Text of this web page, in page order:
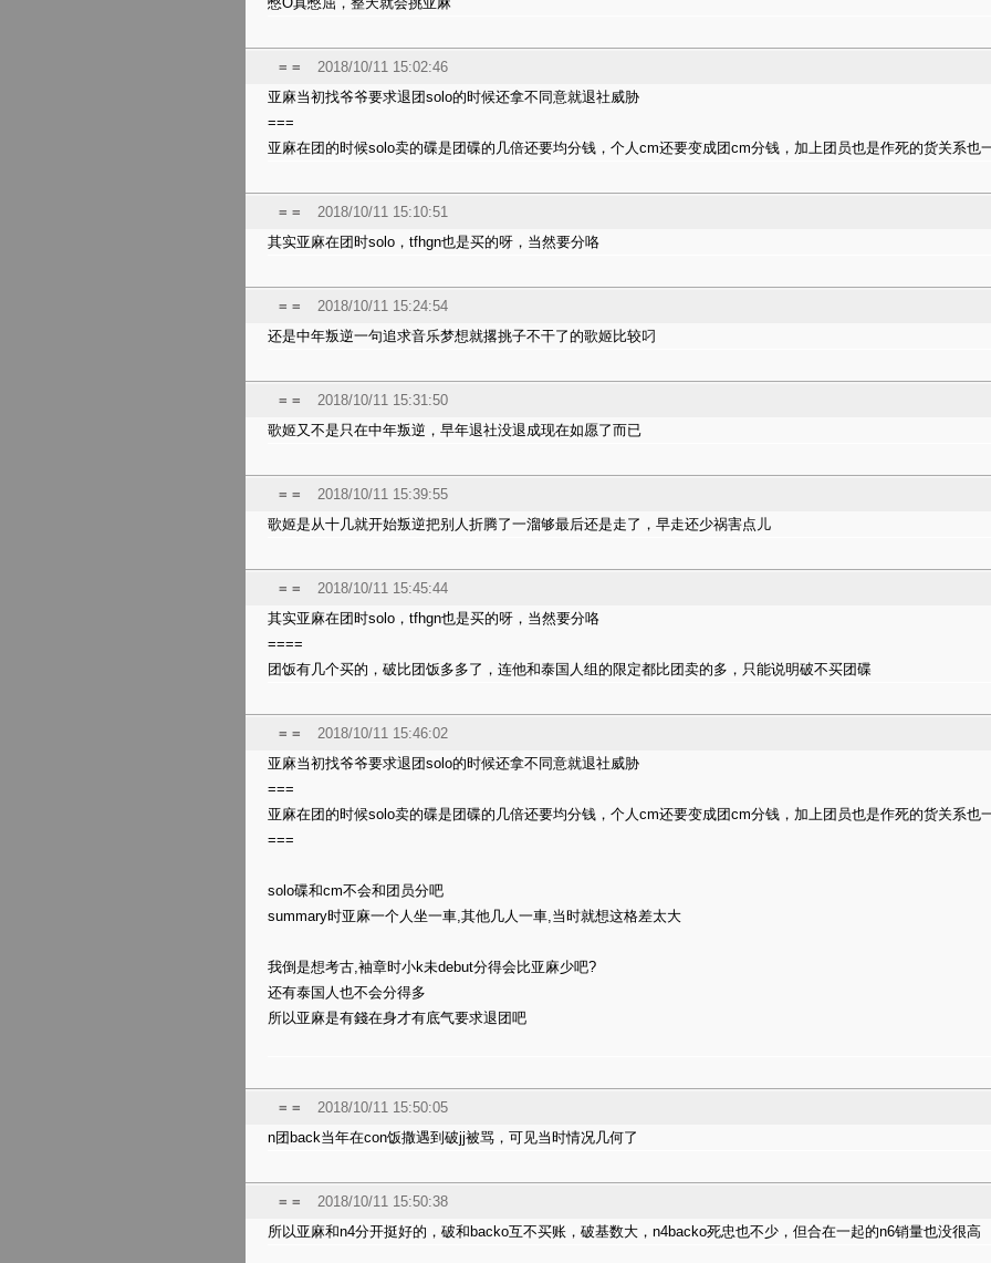
= =
2018/10/11 15:02:46
亚麻当初找爷爷要求退团solo的时候还拿不同意就退社威胁
===
亚麻在团的时候solo卖的碟是团碟的几倍还要均分钱，个人cm还要变成团cm分钱，加上团员也是作死的货关系也
= =
2018/10/11 15:10:51
其实亚麻在团时solo，tfhgn也是买的呀，当然要分咯
= =
2018/10/11 15:24:54
还是中年叛逆一句追求音乐梦想就撂挑子不干了的歌姬比较叼
= =
2018/10/11 15:31:50
歌姬又不是只在中年叛逆，早年退社没退成现在如愿了而已
= =
2018/10/11 15:39:55
歌姬是从十几就开始叛逆把别人折腾了一溜够最后还是走了，早走还少祸害点儿
= =
2018/10/11 15:45:44
其实亚麻在团时solo，tfhgn也是买的呀，当然要分咯
====
团饭有几个买的，破比团饭多多了，连他和泰国人组的限定都比团卖的多，只能说明破不买团碟
= =
2018/10/11 15:46:02
亚麻当初找爷爷要求退团solo的时候还拿不同意就退社威胁
===
亚麻在团的时候solo卖的碟是团碟的几倍还要均分钱，个人cm还要变成团cm分钱，加上团员也是作死的货关系也
===
solo碟和cm不会和 团员分吧
summary时亚麻一个人坐一車,其他几人一車,当时就想这格差太大
我倒是想考古,袖章时小k未debut分得会比亚麻少吧?
还有泰国人也不会分得多
所以亚麻是有錢在身才有底气要求退团吧
= =
2018/10/11 15:50:05
n团back当年在con饭撒遇到破jj被骂，可见当时情况几何了
= =
2018/10/11 15:50:38
所以亚麻和n4分开挺好的，破和backo互不买账，破基数大，n4backo死忠也不少，但合在一起的n6销量也没很高